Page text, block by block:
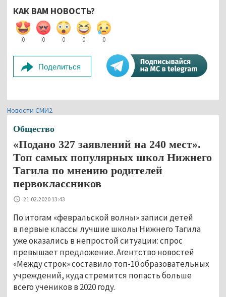
КАК ВАМ НОВОСТЬ?
0 0 0 0 0
Поделиться
Новости СМИ2
Общество
«Подано 327 заявлений на 240 мест».
Топ самых популярных школ Нижнего
Тагила по мнению родителей
первоклассников
21.02.2020 13:43
По итогам «февральской волны» записи детей
в первые классы лучшие школы Нижнего Тагила
уже оказались в непростой ситуации: спрос
превышает предложение. Агентство новостей
«Между строк» составило топ-10 образовательных
учреждений, куда стремится попасть больше
всего учеников в 2020 году.